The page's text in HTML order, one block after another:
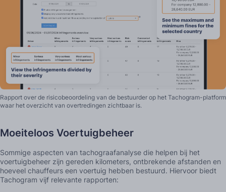
Rapport over de risicobeoordeling van de bestuurder op het Tachogram-platform
waar het overzicht van overtredingen zichtbaar is.
Moeiteloos Voertuigbeheer
Sommige aspecten van tachograafanalyse die helpen bij het
voertuigbeheer zijn gereden kilometers, ontbrekende afstanden en
hoeveel chauffeurs een voertuig hebben bestuurd. Hiervoor biedt
Tachogram vijf relevante rapporten: